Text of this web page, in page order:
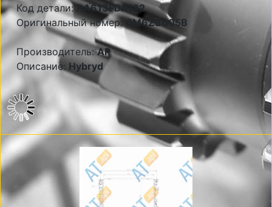
Код детали: RA613FDA132
Оригинальный номер: 6M6Z8005B
Производитель:AP
Описание: Hybryd